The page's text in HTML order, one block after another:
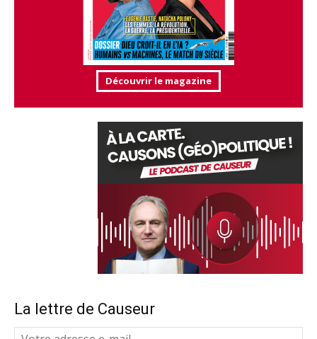
Découvrir le magazine
La lettre de Causeur